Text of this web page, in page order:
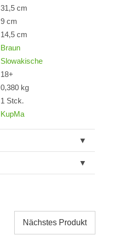
31,5 cm
9 cm
14,5 cm
Braun
Slowakische
18+
0,380 kg
1 Stck.
KupMa
Nächstes Produkt